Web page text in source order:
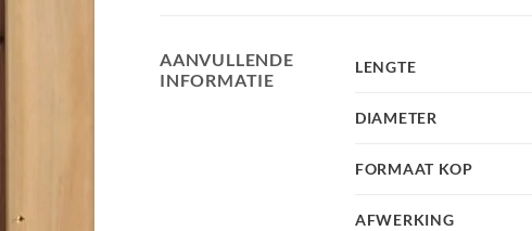
AANVULLENDE
INFORMATIE
LENGTE
DIAMETER
FORMAAT KOP
AFWERKING